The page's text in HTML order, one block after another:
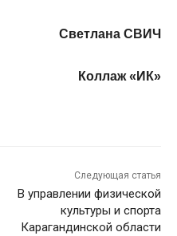
Светлана СВИЧ
Коллаж «ИК»
Следующая статья
В управлении физической
культуры и спорта
Карагандинской области